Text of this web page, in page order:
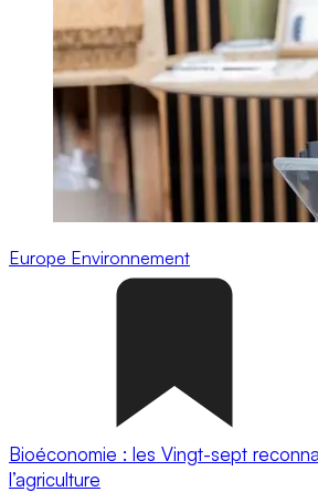
Europe Environnement
Bioéconomie : les Vingt-sept
l’agriculture